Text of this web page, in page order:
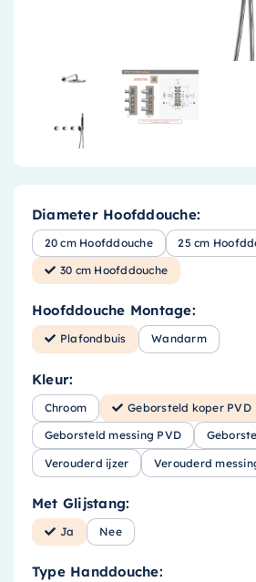
Diameter Hoofddouche:
20 cm Hoofddouche 25 cm
30 cm Hoofddouche
Hoofddouche Montage:
Plafondbuis Wandarm
Kleur:
Chroom Geborsteld koper PVD
Geborsteld messing PVD
Verouderd ijzer Verouderd
Met Glijstang:
Ja Nee
Type Handdouche: